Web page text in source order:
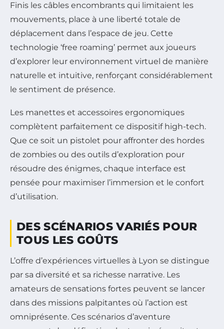
Finis les câbles encombrants qui limitaient les
mouvements, place à une liberté totale de
déplacement dans l’espace de jeu. Cette
technologie ‘free roaming’ permet aux joueurs
d’explorer leur environnement virtuel de manière
naturelle et intuitive, renforçant considérablement
le sentiment de présence.
Les manettes et accessoires ergonomiques
complètent parfaitement ce dispositif high-tech.
Que ce soit un pistolet pour affronter des hordes
de zombies ou des outils d’exploration pour
résoudre des énigmes, chaque interface est
pensée pour maximiser l’immersion et le confort
d’utilisation.
DES SCÉNARIOS VARIÉS POUR
TOUS LES GOÛTS
L’offre d’expériences virtuelles à Lyon se distingue
par sa diversité et sa richesse narrative. Les
amateurs de sensations fortes peuvent se lancer
dans des missions palpitantes où l’action est
omniprésente. Ces scénarios d’aventure